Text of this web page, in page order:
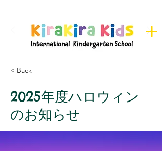
Register here for Camps
< Back
2025年度ハロウィン
のお知らせ